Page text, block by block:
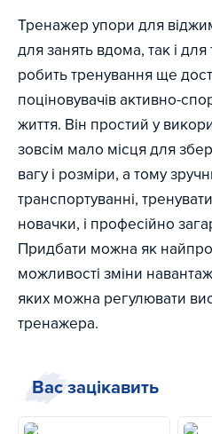
Тренажер упори для
для занять вдома, так і
робить тренування ще
поціновувачів активно-
життя. Він простий у
зовсім мало місця для
вагу і розміри, а тому
транспортуванні,
новачки, і професійно
Придбати можна як
можливості зміни
яких можна регулювати
тренажера.
Вас зацікавить